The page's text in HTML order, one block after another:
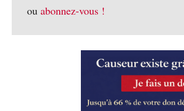
ou abonnez-vous !